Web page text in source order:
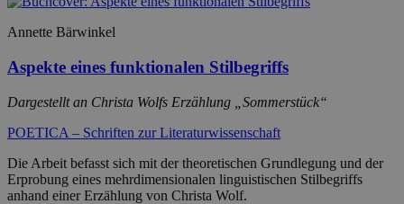
Annette Bärwinkel
Aspekte eines funktionalen Stilbegriffs
Dargestellt an Christa Wolfs Erzählung „Sommerstück“
POETICA – Schriften zur Literaturwissenschaft
Die Arbeit befasst sich mit der theoretischen Grundlegung und der
Erprobung eines mehrdimensionalen linguistischen Stilbegriffs
anhand einer Erzählung von Christa Wolf.